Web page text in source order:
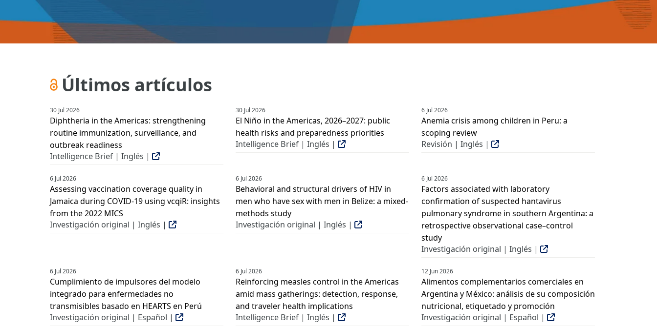
Últimos artículos
30 Jul 2026
Diphtheria in the Americas: strengthening
routine immunization, surveillance, and
outbreak readiness
Intelligence Brief | Inglés |
30 Jul 2026
El Niño in the Americas, 2026–2027: public
health risks and preparedness priorities
Intelligence Brief | Inglés |
6 Jul 2026
Anemia crisis among children in Peru: a
scoping review
Revisión | Inglés |
6 Jul 2026
Assessing vaccination coverage quality in
Jamaica during COVID-19 using vcqiR: insights
from the 2022 MICS
Investigación original | Inglés |
6 Jul 2026
Behavioral and structural drivers of HIV in
men who have sex with men in Belize: a mixed-
methods study
Investigación original | Inglés |
6 Jul 2026
Factors associated with laboratory
confirmation of suspected hantavirus
pulmonary syndrome in southern Argentina: a
retrospective observational case–control
study
Investigación original | Inglés |
6 Jul 2026
Cumplimiento de impulsores del modelo
integrado para enfermedades no
transmisibles basado en HEARTS en Perú
Investigación original | Español |
6 Jul 2026
Reinforcing measles control in the Americas
amid mass gatherings: detection, response,
and traveler health implications
Intelligence Brief | Inglés |
12 Jun 2026
Alimentos complementarios comerciales en
Argentina y México: análisis de su composición
nutricional, etiquetado y promoción
Investigación original | Español |